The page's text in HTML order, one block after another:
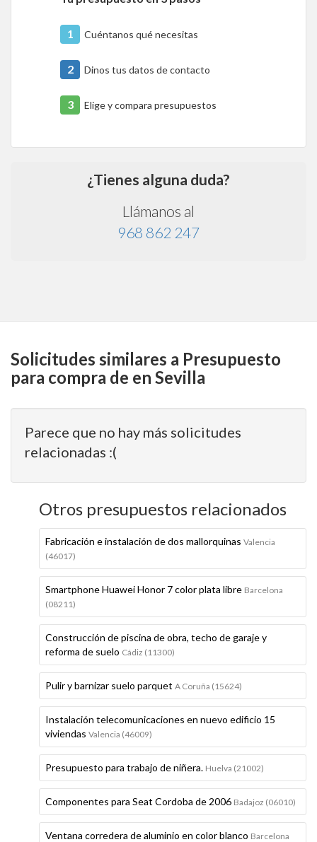
1 Cuéntanos qué necesitas
2 Dinos tus datos de contacto
3 Elige y compara presupuestos
¿Tienes alguna duda?
Llámanos al
968 862 247
Solicitudes similares a Presupuesto
para compra de en Sevilla
Parece que no hay más solicitudes
relacionadas :(
Otros presupuestos relacionados
Fabricación e instalación de dos mallorquinas Valencia
(46017)
Smartphone Huawei Honor 7 color plata libre Barcelona
(08211)
Construcción de piscina de obra, techo de garaje y
reforma de suelo Cádiz (11300)
Pulir y barnizar suelo parquet A Coruña (15624)
Instalación telecomunicaciones en nuevo edificio 15
viviendas Valencia (46009)
Presupuesto para trabajo de niñera. Huelva (21002)
Componentes para Seat Cordoba de 2006 Badajoz (06010)
Ventana corredera de aluminio en color blanco Barcelona